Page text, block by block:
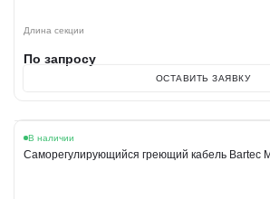
Длина секции
По запросу
ОСТАВИТЬ ЗАЯВКУ
В наличии
Саморегулирующийся греющий кабель Bartec